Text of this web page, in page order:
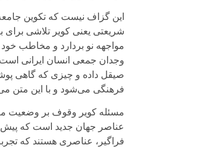
این گزاف نیست که تکوین
شریعتی یعنی کویر تلاشی برای
مواجهه نو بردارد و مخاطب خود
وجدان جمعی انسان ایرانی
صیقل داده و چیزی که گاهی
فرهنگی می‌شود و با این متن
مسئله کویر وقوف بر وضعیت
عناصر جهان جدید است که پیش
فراگیر، عناصری هستند که